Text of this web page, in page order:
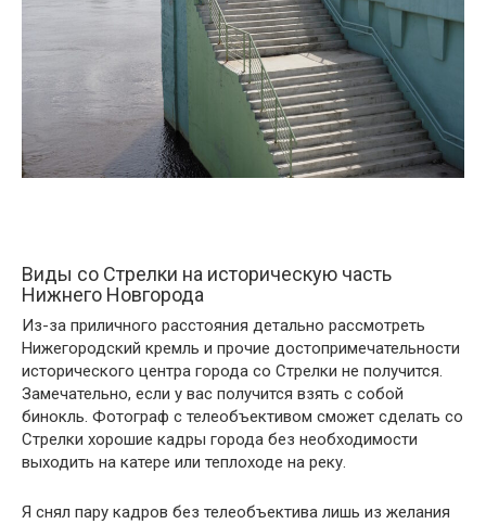
Виды со Стрелки на историческую часть
Нижнего Новгорода
Из-за приличного расстояния детально рассмотреть
Нижегородский кремль и прочие достопримечательности
исторического центра города со Стрелки не получится.
Замечательно, если у вас получится взять с собой
бинокль. Фотограф с телеобъективом сможет сделать со
Стрелки хорошие кадры города без необходимости
выходить на катере или теплоходе на реку.
Я снял пару кадров без телеобъектива лишь из желания